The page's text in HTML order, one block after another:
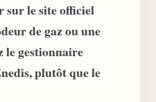
sur le site officiel
de gaz ou une
le gestionnaire
plutôt que le